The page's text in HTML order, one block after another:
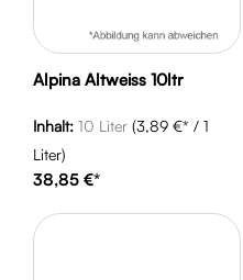
Alpina Altweiss 10ltr
Inhalt: 10 Liter (3,89 €* / 1
Liter)
38,85 €*